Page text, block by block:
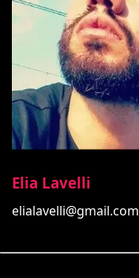
Elia Lavelli
elialavelli@gmail.com